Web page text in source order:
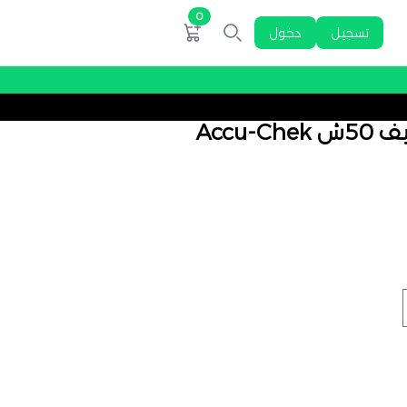
تسجيل دخول
0
شرائط اكيو تشيك اكتيف 50ش Accu-Chek